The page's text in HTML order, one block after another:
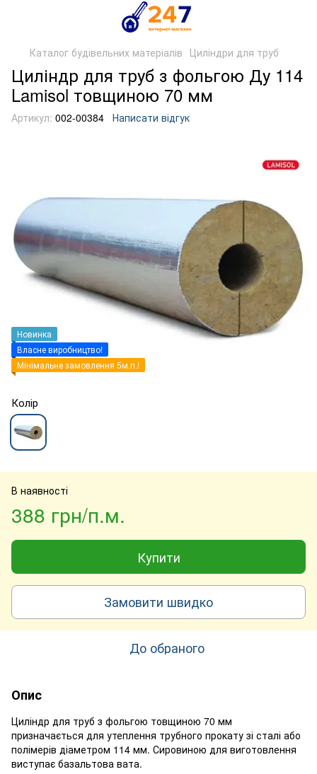
Каталог будівельних матеріалів Циліндри для труб
Циліндр для труб з фольгою Ду 114
Lamisol товщиною 70 мм
Артикул: 002-00384 Написати відгук
Новинка
Власне виробництво!
Мінімальне замовлення 5м.п.!
Колір
В наявності
388 грн/п.м.
Купити
Замовити швидко
До обраного
Опис
Циліндр для труб з фольгою товщиною 70 мм
призначається для утеплення трубного прокату зі сталі або
полімерів діаметром 114 мм. Сировиною для виготовлення
виступає базальтова вата.